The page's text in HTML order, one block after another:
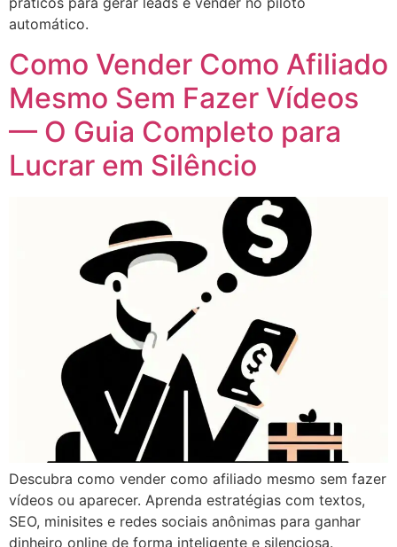
automático.
Como Vender Como Afiliado
Mesmo Sem Fazer Vídeos
— O Guia Completo para
Lucrar em Silêncio
Descubra como vender como afiliado mesmo sem fazer
vídeos ou aparecer. Aprenda estratégias com textos,
SEO, minisites e redes sociais anônimas para ganhar
dinheiro online de forma inteligente e silenciosa.